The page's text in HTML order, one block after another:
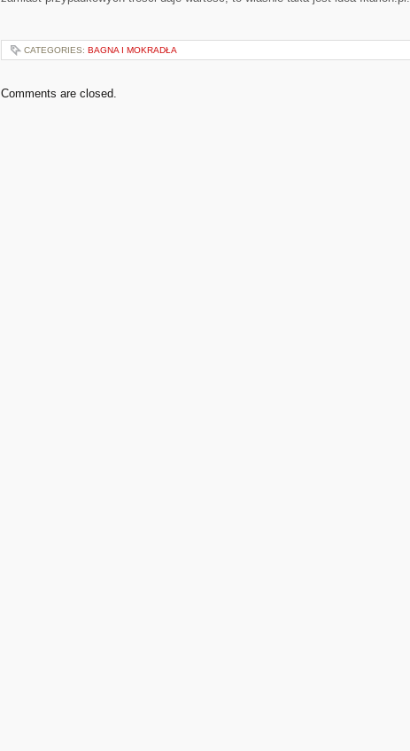
CATEGORIES: BAGNA I MOKRADŁA
Comments are closed.